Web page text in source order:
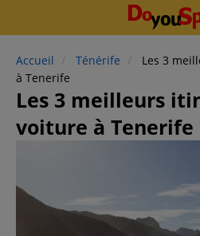
Accueil Ténérife
Les 3
à Tenerife
Les 3 meilleurs
voiture à Tenerife